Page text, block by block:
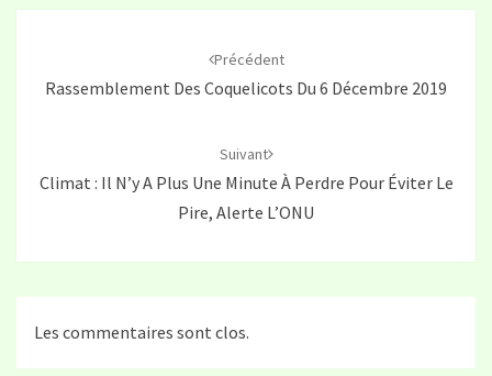
Précédent
Rassemblement Des Coquelicots Du 6 Décembre 2019
Suivant
Climat : Il N’y A Plus Une Minute À Perdre Pour Éviter Le
Pire, Alerte L’ONU
Les commentaires sont clos.